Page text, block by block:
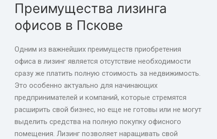
Преимущества лизинга
офисов в Пскове
Одним из важнейших преимуществ приобретения
офиса в лизинг является отсутствие необходимости
сразу же платить полную стоимость за недвижимость.
Это особенно актуально для начинающих
предпринимателей и компаний, которые стремятся
расширить свой бизнес, но еще не готовы или не могут
выделить средства на полную покупку офисного
помещения. Лизинг позволяет наращивать свой